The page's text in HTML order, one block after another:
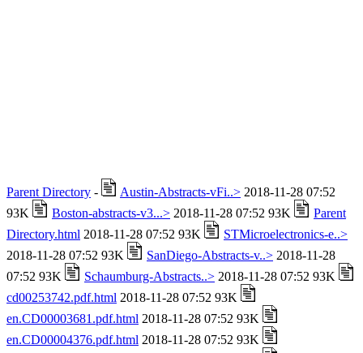
Parent Directory - Austin-Abstracts-vFi..> 2018-11-28 07:52
93K
Boston-abstracts-v3...> 2018-11-28 07:52 93K
Parent
Directory.html 2018-11-28 07:52 93K
STMicroelectronics-e..>
2018-11-28 07:52 93K
SanDiego-Abstracts-v..> 2018-11-28
07:52 93K
Schaumburg-Abstracts..> 2018-11-28 07:52 93K
cd00253742.pdf.html 2018-11-28 07:52 93K
en.CD00003681.pdf.html 2018-11-28 07:52 93K
en.CD00004376.pdf.html 2018-11-28 07:52 93K